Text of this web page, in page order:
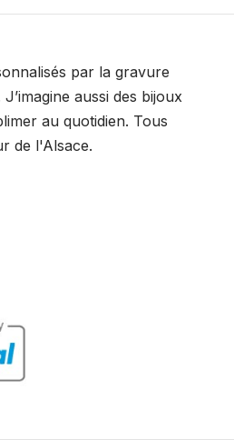
par la gravure
aussi des bijoux
au quotidien. Tous
de l'Alsace.